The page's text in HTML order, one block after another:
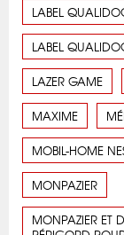
LABEL
LABEL
LAZER GAME
MAXIME
MOBIL-HOME
MONPAZIER
MONPAZIER ET